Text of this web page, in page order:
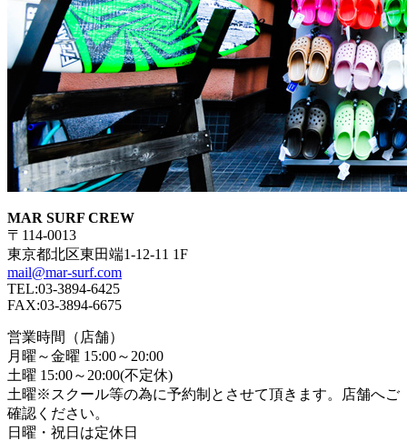
MAR SURF CREW
〒114-0013
東京都北区東田端1-12-11 1F
mail@mar-surf.com
TEL:03-3894-6425
FAX:03-3894-6675
営業時間（店舗）
月曜～金曜 15:00～20:00
土曜 15:00～20:00(不定休)
土曜※スクール等の為に予約制とさせて頂きます。店舗へご
確認ください。
日曜・祝日は定休日